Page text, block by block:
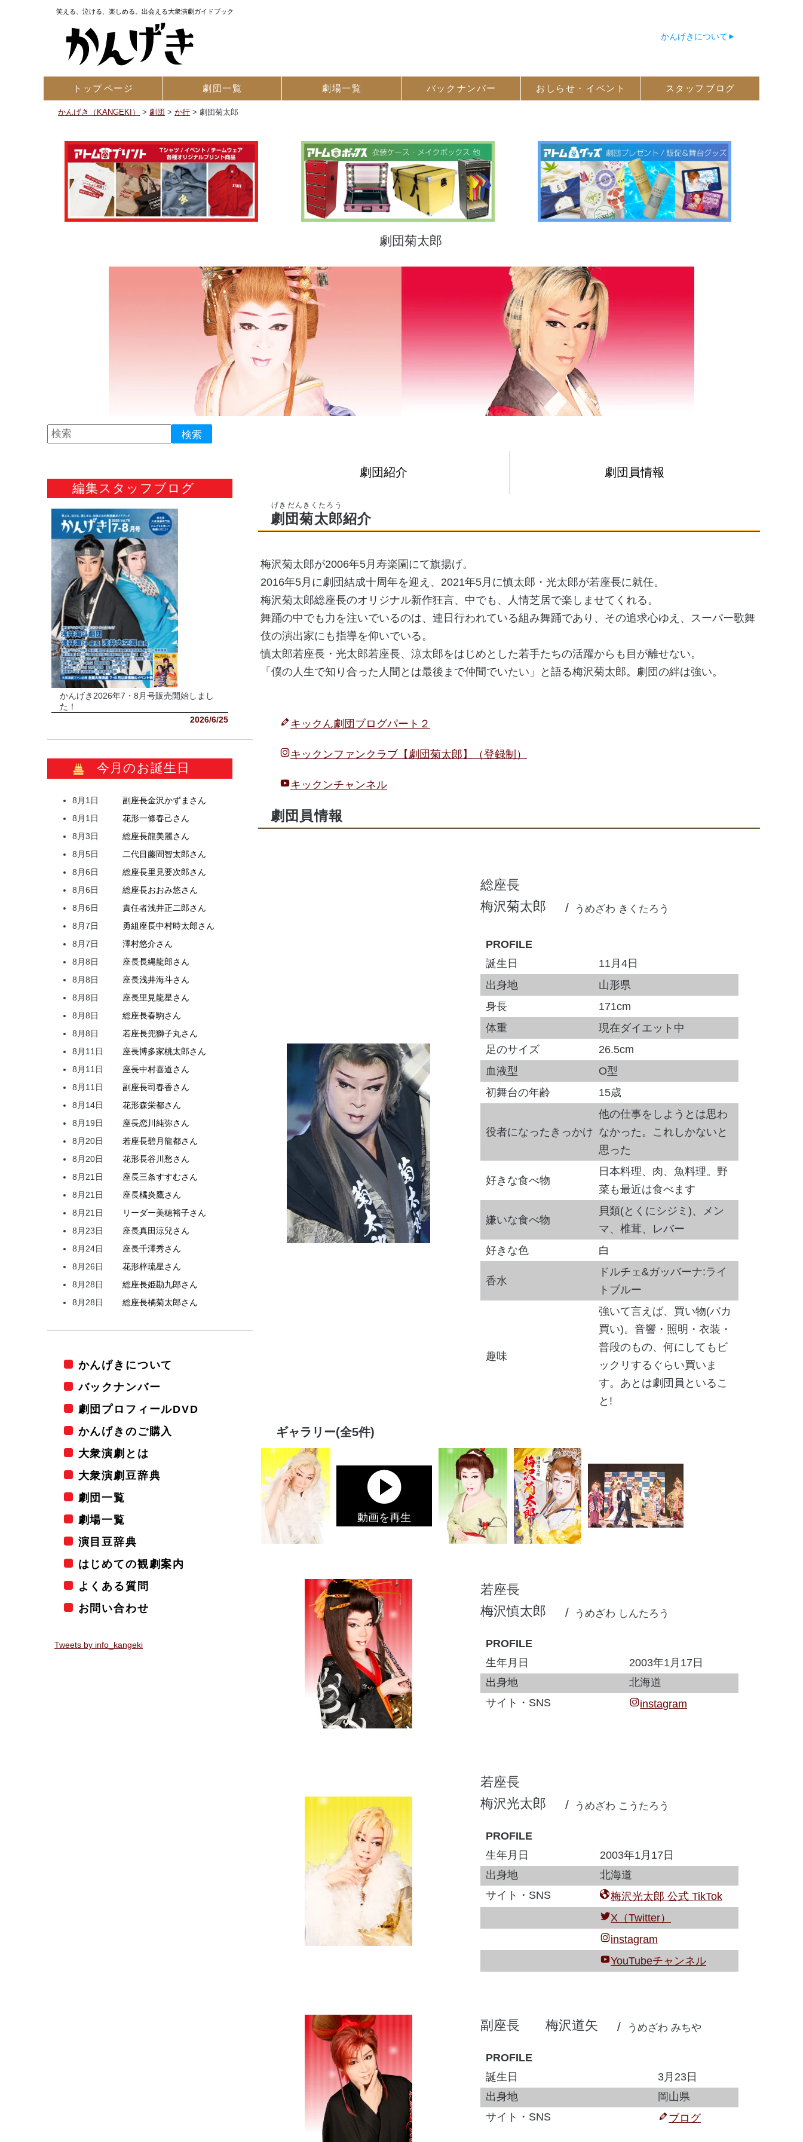
笑える、泣ける、楽しめる。出会える大衆演劇ガイドブック
かんげきについて
トップページ 劇団一覧 劇場一覧 バック ナンバー おしらせ・ イベント スタッフ ブログ
かんげき（KANGEKI） >劇団 >か行 >劇団菊太郎
劇団菊太郎
劇団紹介 劇団員情報
劇団菊太郎紹介
梅沢菊太郎が2006年5月寿楽園にて旗揚げ。
2016年5月に劇団結成十周年を迎え、2021年5月に慎太郎・光太郎が若座長に就任。
梅沢菊太郎総座長のオリジナル新作狂言、中でも、人情芝居で楽しませてくれる。
舞踊の中でも力を注いでいるのは、連日行われている組み舞踊であり、その追求心ゆえ、スーパー歌舞
伎の演出家にも指導を仰いでいる。
慎太郎若座長・光太郎若座長、涼太郎をはじめとした若手たちの活躍からも目が離せない。
「僕の人生で知り合った人間とは最後まで仲間でいたい」と語る梅沢菊太郎。劇団の絆は強い。
キックん劇団ブログパート２
キックンファンクラブ【劇団菊太郎】（登録制）
キックンチャンネル
劇団員情報
総座長
梅沢菊太郎
うめざわ きくたろう
PROFILE
誕生日
11月4日
出身地
山形県
身長
171cm
体重
現在ダイエット中
足のサイズ
26.5cm
血液型
O型
初舞台の年齢
15歳
役者になったきっかけ
他の仕事をしようとは思わ
なかった。これしかないと
思った
好きな食べ物
日本料理、肉、魚料理。野
菜も最近は食べます
嫌いな食べ物
貝類(とくにシジミ)、メン
マ、椎茸、レバー
好きな色
白
香水
ドルチェ&ガッバーナ:ライ
トブルー
趣味
強いて言えば、買い物(バカ
買い)。音響・照明・衣装・
普段のもの、何にしてもビ
ックリするぐらい買いま
す。あとは劇団員といるこ
と!
ギャラリー(全5件)
動画を再生
若座長
梅沢慎太郎
うめざわ しんたろう
PROFILE
生年月日
2003年1月17日
出身地
北海道
サイト・SNS
instagram
若座長
梅沢光太郎
うめざわ こうたろう
PROFILE
生年月日
2003年1月17日
出身地
北海道
サイト・SNS
梅沢光太郎 公式 TikTok
X（Twitter）
instagram
YouTubeチャンネル
副座長 梅沢道矢 うめざわ みちや
PROFILE
誕生日
3月23日
出身地
岡山県
サイト・SNS
ブログ
編集スタッフブログ
かんげき2026年7・8月号販売開始しまし
た！
2026/6/25
今月のお誕生日
8月1日 副座長金沢かずま さん
8月1日
花形一條春己さん
8月3日
総座長龍美麗さん
8月5日
二代目藤間智太郎さん
8月6日
総座長里見要次郎さん
8月6日
総座長おおみ悠さん
8月6日
責任者浅井正二郎さん
8月7日
勇組座長中村時太郎さん
8月7日
澤村悠介さん
8月8日
座長長縄龍郎さん
8月8日
座長浅井海斗さん
8月8日
座長里見龍星さん
8月8日
総座長春駒さん
8月8日
若座長兜獅子丸さん
8月11日
座長博多家桃太郎さん
8月11日
座長中村喜道さん
8月11日
副座長司春香さん
8月14日
花形森栄都さん
8月19日
座長恋川 純弥さん
8月20日
若座長碧月龍都さん
8月20日
花形長谷川 愁さん
8月21日
座長三条すすむさん
8月21日
座長橘炎鷹さん
8月21日
リーダー美穂裕子さん
8月23日
座長真田涼兒さん
8月24日
座長千澤秀さん
8月26日
花形梓琉星さん
8月28日
総座長姫勘九郎さん
8月28日
総座長橘菊太郎さん
かんげきについて
バックナンバー
劇団プロフィールDVD
かんげきのご購入
大衆演劇とは
大衆演劇豆辞典
劇団一覧
劇場一覧
演目豆辞典
はじめての観劇案内
よくある質問
お問い合わせ
Tweets by info_kangeki